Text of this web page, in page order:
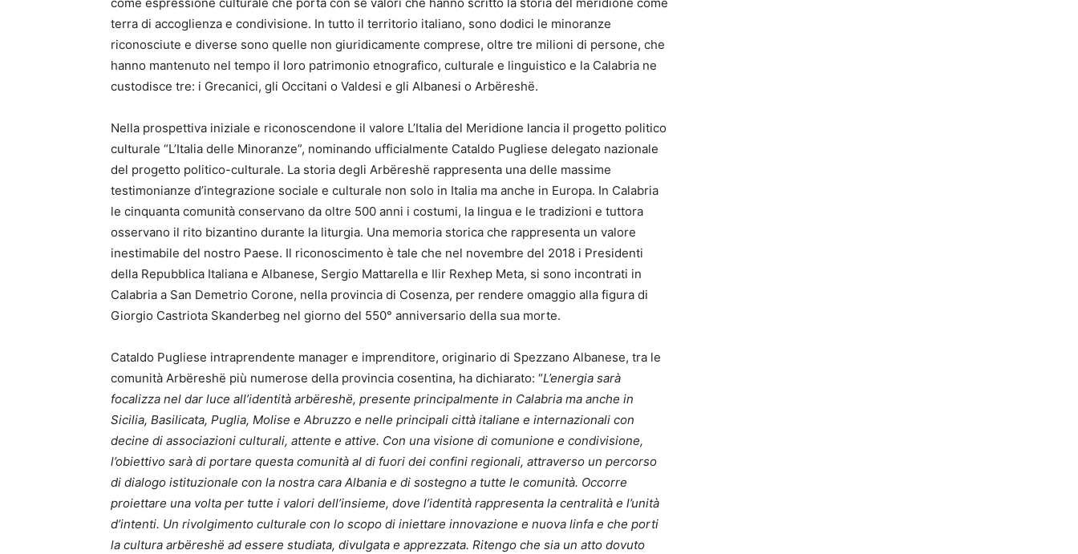
terra di accoglienza e condivisione. In tutto il territorio italiano, sono dodici le minoranze
riconosciute e diverse sono quelle non giuridicamente comprese, oltre tre milioni di persone, che
hanno mantenuto nel tempo il loro patrimonio etnografico, culturale e linguistico e la Calabria ne
custodisce tre: i Grecanici, gli Occitani o Valdesi e gli Albanesi o Arbëreshë.
Nella prospettiva iniziale e riconoscendone il valore L’Italia del Meridione lancia il progetto politico
culturale “L’Italia delle Minoranze”, nominando ufficialmente Cataldo Pugliese delegato nazionale
del progetto politico-culturale. La storia degli Arbëreshë rappresenta una delle massime
testimonianze d’integrazione sociale e culturale non solo in Italia ma anche in Europa. In Calabria
le cinquanta comunità conservano da oltre 500 anni i costumi, la lingua e le tradizioni e tuttora
osservano il rito bizantino durante la liturgia. Una memoria storica che rappresenta un valore
inestimabile del nostro Paese. Il riconoscimento è tale che nel novembre del 2018 i Presidenti
della Repubblica Italiana e Albanese, Sergio Mattarella e Ilir Rexhep Meta, si sono incontrati in
Calabria a San Demetrio Corone, nella provincia di Cosenza, per rendere omaggio alla figura di
Giorgio Castriota Skanderbeg nel giorno del 550° anniversario della sua morte.
Cataldo Pugliese intraprendente manager e imprenditore, originario di Spezzano Albanese, tra le
comunità Arbëreshë più numerose della provincia cosentina, ha dichiarato: “L’energia sarà
focalizza nel dar luce all’identità arbëreshë, presente principalmente in Calabria ma anche in
Sicilia, Basilicata, Puglia, Molise e Abruzzo e nelle principali città italiane e internazionali con
decine di associazioni culturali, attente e attive. Con una visione di comunione e condivisione,
l’obiettivo sarà di portare questa comunità al di fuori dei confini regionali, attraverso un percorso
di dialogo istituzionale con la nostra cara Albania e di sostegno a tutte le comunità. Occorre
proiettare una volta per tutte i valori dell’insieme, dove l’identità rappresenta la centralità e l’unità
d’intenti. Un rivolgimento culturale con lo scopo di iniettare innovazione e nuova linfa e che porti
la cultura arbëreshë ad essere studiata, divulgata e apprezzata. Ritengo che sia un atto dovuto